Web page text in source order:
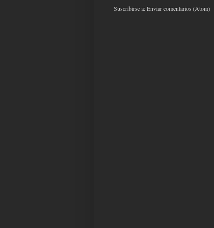
Suscribirse a:Enviar comentarios (Atom)